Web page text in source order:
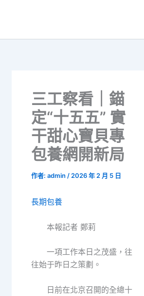
三工察看｜錨
定“十五五” 實
干甜心寶貝專
包養網開新局
作者: admin / 2026 年 2 月 5 日
長期包養
本報記者 鄭莉
一項工作本日之茂盛，往
往始于昨日之策劃。
日前在北京召開的全總十